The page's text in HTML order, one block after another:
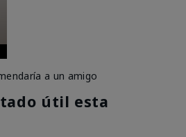
a un amigo
útil esta